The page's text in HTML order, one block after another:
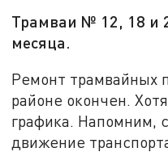
Трамваи № 12, 18 и
месяца.
Ремонт трамвайных
районе окончен.
графика. Напомним,
движение